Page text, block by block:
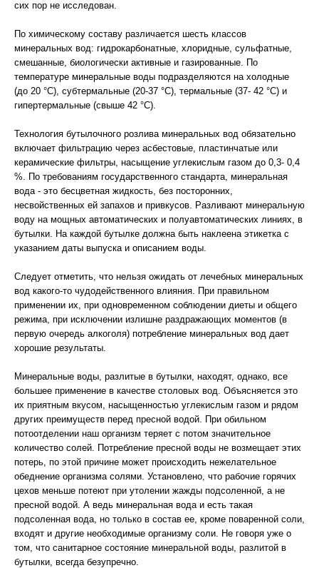
сих пор не исследован.
По химическому составу различается шесть классов
минеральных вод: гидрокарбонатные, хлоридные, сульфатные,
смешанные, биологически активные и газированные. По
температуре минеральные воды подразделяются на холодные
(до 20 °С), субтермальные (20-37 °С), термальные (37- 42 °С) и
гипертермальные (свыше 42 °С).
Технология бутылочного розлива минеральных вод обязательно
включает фильтрацию через асбестовые, пластинчатые или
керамические фильтры, насыщение углекислым газом до 0,3- 0,4
%. По требованиям государственного стандарта, минеральная
вода - это бесцветная жидкость, без посторонних,
несвойственных ей запахов и привкусов. Разливают минеральную
воду на мощных автоматических и полуавтоматических линиях, в
бутылки. На каждой бутылке должна быть наклеена этикетка с
указанием даты выпуска и описанием воды.
Следует отметить, что нельзя ожидать от лечебных минеральных
вод какого-то чудодейственного влияния. При правильном
применении их, при одновременном соблюдении диеты и общего
режима, при исключении излишне раздражающих моментов (в
первую очередь алкоголя) потребление минеральных вод дает
хорошие результаты.
Минеральные воды, разлитые в бутылки, находят, однако, все
большее применение в качестве столовых вод. Объясняется это
их приятным вкусом, насыщенностью углекислым газом и рядом
других преимуществ перед пресной водой. При обильном
потоотделении наш организм теряет с потом значительное
количество солей. Потребление пресной воды не возмещает этих
потерь, по этой причине может происходить нежелательное
обеднение организма солями. Установлено, что рабочие горячих
цехов меньше потеют при утолении жажды подсоленной, а не
пресной водой. А ведь минеральная вода и есть такая
подсоленная вода, но только в состав ее, кроме поваренной соли,
входят и другие необходимые организму соли. Не говоря уже о
том, что санитарное состояние минеральной воды, разлитой в
бутылки, всегда безупречно.